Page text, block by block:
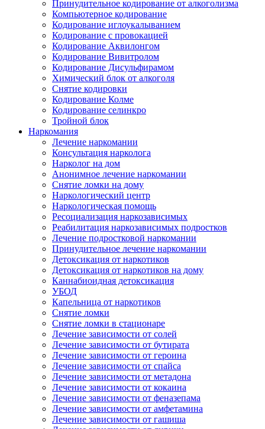
Принудительное кодирование от алкоголизма
Компьютерное кодирование
Кодирование иглоукалыванием
Кодирование с провокацией
Кодирование Аквилонгом
Кодирование Вивитролом
Кодирование Дисульфирамом
Химический блок от алкоголя
Снятие кодировки
Кодирование Колме
Кодирование селинкро
Тройной блок
Наркомания
Лечение наркомании
Консультация нарколога
Нарколог на дом
Анонимное лечение наркомании
Снятие ломки на дому
Наркологический центр
Наркологическая помощь
Ресоциализация наркозависимых
Реабилитация наркозависимых подростков
Лечение подростковой наркомании
Принудительное лечение наркомании
Детоксикация от наркотиков
Детоксикация от наркотиков на дому
Каннабиоидная детоксикация
УБОД
Капельница от наркотиков
Снятие ломки
Снятие ломки в стационаре
Лечение зависимости от солей
Лечение зависимости от бутирата
Лечение зависимости от героина
Лечение зависимости от спайса
Лечение зависимости от метадона
Лечение зависимости от кокаина
Лечение зависимости от феназепама
Лечение зависимости от амфетамина
Лечение зависимости от гашиша